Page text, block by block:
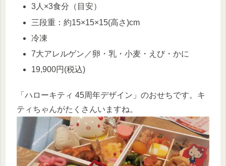
3人×3食分（目安）
三段重：約15×15×15(高さ)cm
冷凍
7大アレルゲン／卵・乳・小麦・えび・かに
19,900円(税込)
「ハローキティ 45周年デザイン」のおせちです。キ
ティちゃんがたくさんいますね。